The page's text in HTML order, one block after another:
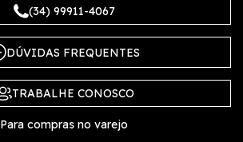
(34) 99911-4067
DÚVIDAS FREQUENTES
TRABALHE CONOSCO
Para compras no varejo